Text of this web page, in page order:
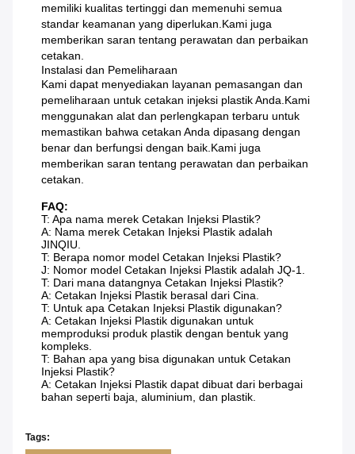
memiliki kualitas tertinggi dan memenuhi semua
standar keamanan yang diperlukan.Kami juga
memberikan saran tentang perawatan dan perbaikan
cetakan.
Instalasi dan Pemeliharaan
Kami dapat menyediakan layanan pemasangan dan
pemeliharaan untuk cetakan injeksi plastik Anda.Kami
menggunakan alat dan perlengkapan terbaru untuk
memastikan bahwa cetakan Anda dipasang dengan
benar dan berfungsi dengan baik.Kami juga
memberikan saran tentang perawatan dan perbaikan
cetakan.
FAQ:
T: Apa nama merek Cetakan Injeksi Plastik?
A: Nama merek Cetakan Injeksi Plastik adalah
JINQIU.
T: Berapa nomor model Cetakan Injeksi Plastik?
J: Nomor model Cetakan Injeksi Plastik adalah JQ-1.
T: Dari mana datangnya Cetakan Injeksi Plastik?
A: Cetakan Injeksi Plastik berasal dari Cina.
T: Untuk apa Cetakan Injeksi Plastik digunakan?
A: Cetakan Injeksi Plastik digunakan untuk
memproduksi produk plastik dengan bentuk yang
kompleks.
T: Bahan apa yang bisa digunakan untuk Cetakan
Injeksi Plastik?
A: Cetakan Injeksi Plastik dapat dibuat dari berbagai
bahan seperti baja, aluminium, dan plastik.
Tags: